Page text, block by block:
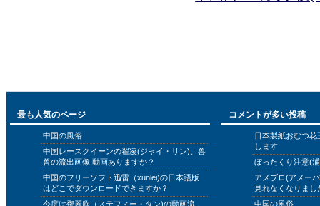
最も人気のページ
中国の風俗
中国レースクイーンの翟凌(ジャイ・リン)、兽
兽の流出画像,動画ありますか？
中国のフリーソフト迅雷（xunlei)の日本語版
はどこでダウンロードできますか？
今度は鄧麗欣（ステフィー・タン)の動画流
コメントが多い投稿
日本製紙おむつ
します
ぼったくり注意(
アメブロ(アメー
見れなくなりまし
中国の風俗